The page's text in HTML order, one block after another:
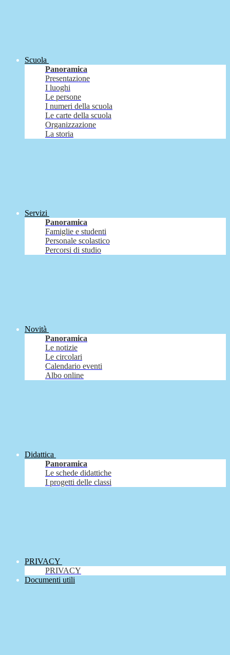
Scuola
Panoramica
Presentazione
I luoghi
Le persone
I numeri della scuola
Le carte della scuola
Organizzazione
La storia
Servizi
Panoramica
Famiglie e studenti
Personale scolastico
Percorsi di studio
Novità
Panoramica
Le notizie
Le circolari
Calendario eventi
Albo online
Didattica
Panoramica
Le schede didattiche
I progetti delle classi
PRIVACY
PRIVACY
Documenti utili